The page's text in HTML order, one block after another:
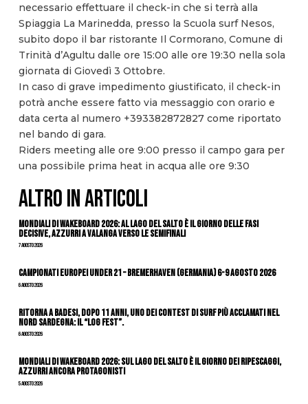
necessario effettuare il check-in che si terrà alla
Spiaggia La Marinedda, presso la Scuola surf Nesos,
subito dopo il bar ristorante Il Cormorano, Comune di
Trinità d’Agultu dalle ore 15:00 alle ore 19:30 nella sola
giornata di Giovedì 3 Ottobre.
In caso di grave impedimento giustificato, il check-in
potrà anche essere fatto via messaggio con orario e
data certa al numero +393382872827 come riportato
nel bando di gara.
Riders meeting alle ore 9:00 presso il campo gara per
una possibile prima heat in acqua alle ore 9:30
ALTRO IN ARTICOLI
Mondiali di Wakeboard 2026: al Lago del Salto è il giorno delle fasi
decisive, azzurri a valanga verso le semifinali
7 Agosto 2026
Campionati Europei Under 21 – Bremerhaven (Germania) 6-9 agosto 2026
6 Agosto 2026
Ritorna a Badesi, dopo 11 anni, uno dei contest di surf più acclamati nel
nord Sardegna: il “Log Fest”.
6 Agosto 2026
Mondiali di Wakeboard 2026: sul Lago del Salto è il giorno dei ripescaggi,
azzurri ancora protagonisti
5 Agosto 2026